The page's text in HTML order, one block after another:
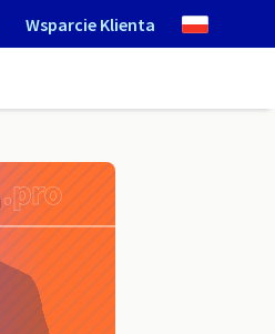
Wsparcie Klienta